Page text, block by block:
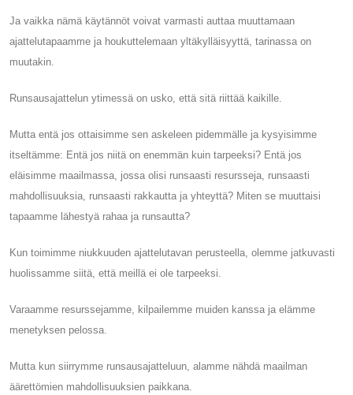
Ja vaikka nämä käytännöt voivat varmasti auttaa muuttamaan
ajattelutapaamme ja houkuttelemaan yltäkylläisyyttä, tarinassa on
muutakin.
Runsausajattelun ytimessä on usko, että sitä riittää kaikille.
Mutta entä jos ottaisimme sen askeleen pidemmälle ja kysyisimme
itseltämme: Entä jos niitä on enemmän kuin tarpeeksi? Entä jos
eläisimme maailmassa, jossa olisi runsaasti resursseja, runsaasti
mahdollisuuksia, runsaasti rakkautta ja yhteyttä? Miten se muuttaisi
tapaamme lähestyä rahaa ja runsautta?
Kun toimimme niukkuuden ajattelutavan perusteella, olemme jatkuvasti
huolissamme siitä, että meillä ei ole tarpeeksi.
Varaamme resurssejamme, kilpailemme muiden kanssa ja elämme
menetyksen pelossa.
Mutta kun siirrymme runsausajatteluun, alamme nähdä maailman
äärettömien mahdollisuuksien paikkana.